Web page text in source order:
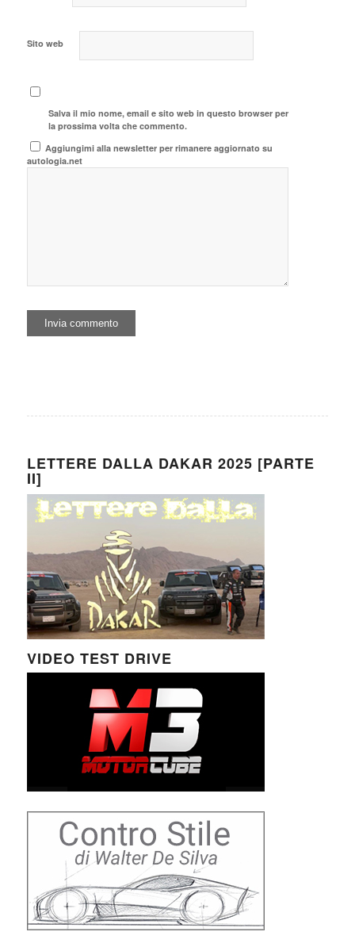
Sito web
Salva il mio nome, email e sito web in questo browser per
la prossima volta che commento.
Aggiungimi alla newsletter per rimanere aggiornato su
autologia.net
LETTERE DALLA DAKAR 2025 [PARTE
II]
VIDEO TEST DRIVE